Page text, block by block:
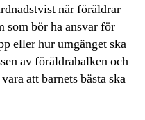
när föräldrar
som bör ha ansvar för
eller hur umgänget ska
av föräldrabalken och
att barnets bästa ska